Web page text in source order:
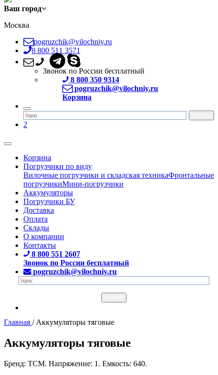
Ваш город
Москва
pogruzchik@vilochniy.ru
8 800 511 3571
Звонок по России бесплатный
8 800 350 9314
pogruzchik@vilochniy.ru
Корзина
2
Корзина
Погрузчики по виду
Вилочные погрузчики и складская техникаФронтальные
погрузчикиМини-погрузчики
Аккумуляторы
Погрузчики БУ
Доставка
Оплата
Склады
О компании
Контакты
8 800 551 2607
Звонок по России бесплатный
pogruzchik@vilochniy.ru
Главная / Аккумуляторы тяговые
Аккумуляторы тяговые
Бренд: TCM. Напряжение: 1. Емкость: 640.